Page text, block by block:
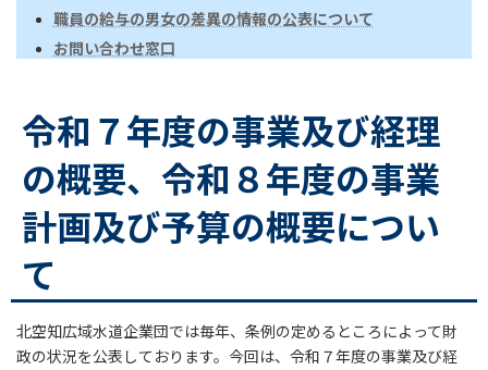
職員の給与の男女の差異の情報の公表について
お問い合わせ窓口
令和７年度の事業及び経理
の概要、令和８年度の事業
計画及び予算の概要につい
て
北空知広域水道企業団では毎年、条例の定めるところによって財
政の状況を公表しております。今回は、令和７年度の事業及び経